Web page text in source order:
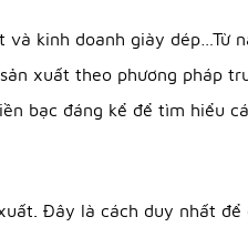
và kinh doanh giày dép…Từ
xuất theo phương pháp
bạc đáng kể để tìm hiểu
Đây là cách duy nhất